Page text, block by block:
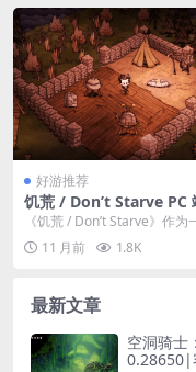
好游推荐
饥荒 / Don’t Starve PC
存沙盒游戏启动指南（
3 版｜3.58GB｜官方中文
鼠 / 手柄支持）
《饥荒 / Don’t Starve》作为
典的生存沙盒游戏，凭...
11 月前 1.8K
最新文章
空洞骑
0.28650|